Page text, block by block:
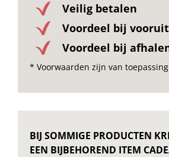
Veilig betalen
Voordeel bij
Voordeel bij
* Voorwaarden zijn van toepassing
BIJ SOMMIGE PRODUCTEN
EEN BIJBEHOREND ITEM